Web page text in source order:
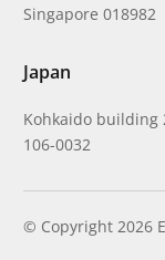
Singapore 018982
Japan
Kohkaido building
106-0032
© Copyright 2026